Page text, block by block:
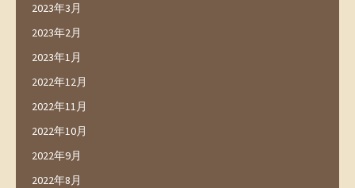
2023年3月
2023年2月
2023年1月
2022年12月
2022年11月
2022年10月
2022年9月
2022年8月